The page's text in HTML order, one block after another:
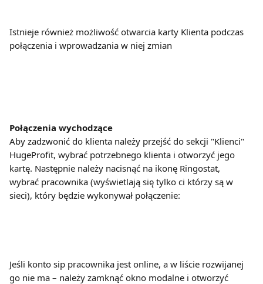
Istnieje również możliwość otwarcia karty Klienta podczas
połączenia i wprowadzania w niej zmian
Połączenia wychodzące
Aby zadzwonić do klienta należy przejść do sekcji "Klienci"
HugeProfit, wybrać potrzebnego klienta i otworzyć jego
kartę. Następnie należy nacisnąć na ikonę Ringostat,
wybrać pracownika (wyświetlają się tylko ci którzy są w
sieci), który będzie wykonywał połączenie:
Jeśli konto sip pracownika jest online, a w liście rozwijanej
go nie ma – należy zamknąć okno modalne i otworzyć